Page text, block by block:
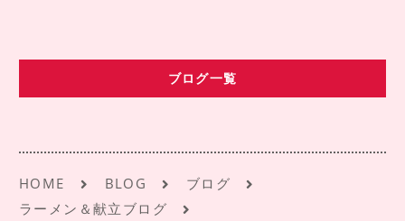
b
o
k
r ブログ一覧
HOME BLOG
ブログ
ラーメン＆献立ブログ